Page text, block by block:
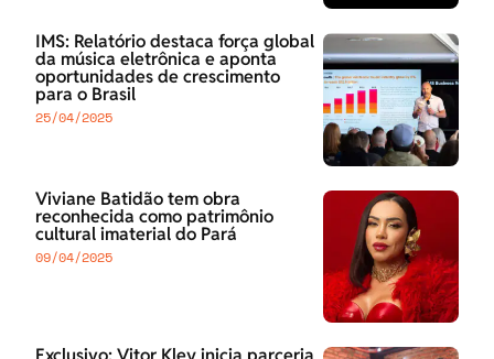
IMS: Relatório destaca força global
da música eletrônica e aponta
oportunidades de crescimento
para o Brasil
25/04/2025
Viviane Batidão tem obra
reconhecida como patrimônio
cultural imaterial do Pará
09/04/2025